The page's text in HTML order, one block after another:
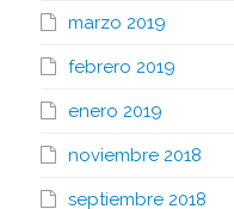
marzo 2019
febrero 2019
enero 2019
noviembre 2018
septiembre 2018